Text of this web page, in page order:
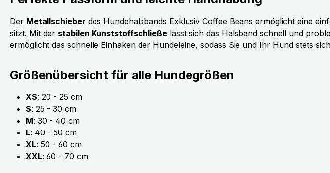
Der Metallschieber des Hundehalsbands Exklusiv Coffee Beans ermöglicht eine
sitzt. Mit der stabilen Kunststoffschließe lässt sich das Halsband schnell und
ermöglicht das schnelle Einhaken der Hundeleine, sodass Sie und Ihr Hund stets
Größenübersicht für alle Hundegrößen
XS: 20 - 25 cm
S: 25 - 30 cm
M: 30 - 40 cm
L: 40 - 50 cm
XL: 50 - 60 cm
XXL: 60 - 70 cm